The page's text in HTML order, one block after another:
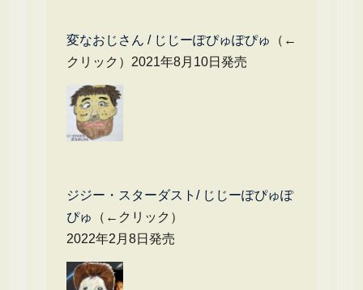
変なおじさん / じじーぽぴゅぽぴゅ
（←
クリック）2021年8月10日発売
ジジー・スターダスト/ じじーぽぴゅぽ
ぴゅ
（←クリック）
2022年2月8日発売